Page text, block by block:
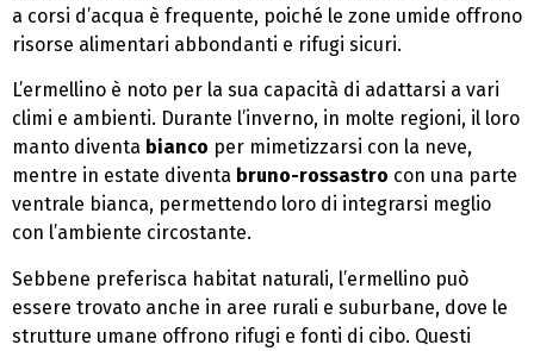
a corsi d’acqua è frequente, poiché le zone umide offrono
risorse alimentari abbondanti e rifugi sicuri.
L’ermellino è noto per la sua capacità di adattarsi a vari
climi e ambienti. Durante l’inverno, in molte regioni, il loro
manto diventa bianco per mimetizzarsi con la neve,
mentre in estate diventa bruno-rossastro con una parte
ventrale bianca, permettendo loro di integrarsi meglio
con l’ambiente circostante.
Sebbene preferisca habitat naturali, l’ermellino può
essere trovato anche in aree rurali e suburbane, dove le
strutture umane offrono rifugi e fonti di cibo. Questi